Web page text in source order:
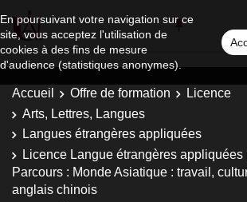
En poursuivant votre navigation sur ce
site, vous acceptez l'utilisation de
cookies à des fins de mesure
d'audience (statistiques anonymes).
Accueil Offre de formation
Licence
Arts, Lettres, Langues
Langues étrangères appliquées
Licence Langue étrangères appliquées
Parcours : Monde Asiatique : travail,
anglais chinois